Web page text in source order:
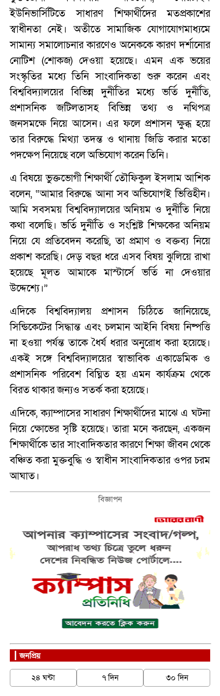
ইউনিভার্সিটিতে সাধারণ শিক্ষার্থীদের মতপ্রকাশের
স্বাধীনতা নেই। অতীতে সামাজিক যোগাযোগমাধ্যমে
সামান্য সমালোচনার কারণেও অনেককে কারণ দর্শানোর
নোটিশ (শোকজ) দেওয়া হয়েছে। এমন এক ভয়ের
সংস্কৃতির মধ্যে তিনি সাংবাদিকতা শুরু করেন এবং
বিশ্ববিদ্যালয়ের বিভিন্ন দুর্নীতির মধ্যে ভর্তি দুর্নীতি,
প্রশাসনিক জটিলতাসহ বিভিন্ন তথ্য ও নথিপত্র
জনসমক্ষে নিয়ে আসেন। এর ফলে প্রশাসন ক্ষুব্ধ হয়ে
তার বিরুদ্ধে মিথ্যা তদন্ত ও থানায় জিডি করার মতো
পদক্ষেপ নিয়েছে বলে অভিযোগ করেন তিনি।
এ বিষয়ে ভুক্তভোগী শিক্ষার্থী তৌফিকুল ইসলাম আশিক
বলেন, “আমার বিরুদ্ধে আনা সব অভিযোগই ভিত্তিহীন।
আমি সবসময় বিশ্ববিদ্যালয়ের অনিয়ম ও দুর্নীতি নিয়ে
কথা বলেছি। ভর্তি দুর্নীতি ও সংশ্লিষ্ট শিক্ষকের অনিয়ম
নিয়ে যে প্রতিবেদন করেছি, তা প্রমাণ ও বক্তব্য নিয়ে
প্রকাশ করেছি। দেড় বছর ধরে এসব বিষয় ঝুলিয়ে রাখা
হয়েছে মূলত আমাকে মাস্টার্সে ভর্তি না দেওয়ার
উদ্দেশ্যে।”
এদিকে বিশ্ববিদ্যালয় প্রশাসন চিঠিতে জানিয়েছে,
সিন্ডিকেটের সিদ্ধান্ত এবং চলমান আইনি বিষয় নিষ্পত্তি
না হওয়া পর্যন্ত তাকে ধৈর্য ধরার অনুরোধ করা হয়েছে।
একই সঙ্গে বিশ্ববিদ্যালয়ের স্বাভাবিক একাডেমিক ও
প্রশাসনিক পরিবেশ বিঘ্নিত হয় এমন কার্যক্রম থেকে
বিরত থাকার জন্যও সতর্ক করা হয়েছে।
এদিকে, ক্যাম্পাসের সাধারণ শিক্ষার্থীদের মাঝে এ ঘটনা
নিয়ে ক্ষোভের সৃষ্টি হয়েছে। তারা মনে করছেন, একজন
শিক্ষার্থীকে তার সাংবাদিকতার কারণে শিক্ষা জীবন থেকে
বঞ্চিত করা মুক্তবুদ্ধি ও স্বাধীন সাংবাদিকতার ওপর চরম
আঘাত।
বিজ্ঞাপন
জনপ্রিয়
২৪ ঘন্টা ৭ দিন ৩০ দিন